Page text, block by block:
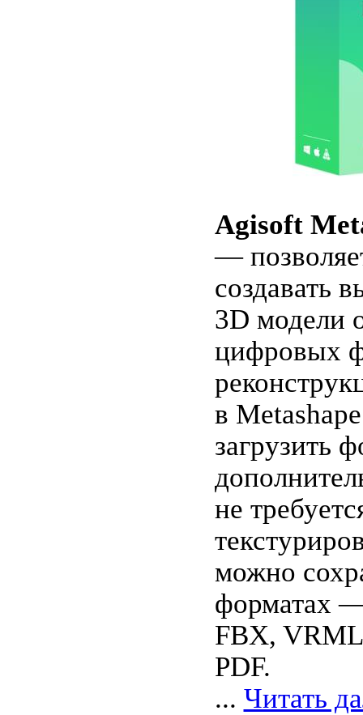
Agisoft
—
создавать
3D модели
цифровых
в
загрузить
не
можно
форматах
FBX,
PDF.
... Читать